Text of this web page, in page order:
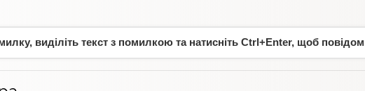
виділіть текст з помилкою та натисніть Ctrl+Enter, щоб